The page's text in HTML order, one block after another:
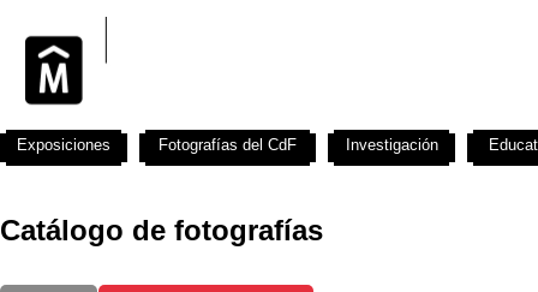
Catálogo de fotografías
Exposiciones Fotografías del CdF Investigación